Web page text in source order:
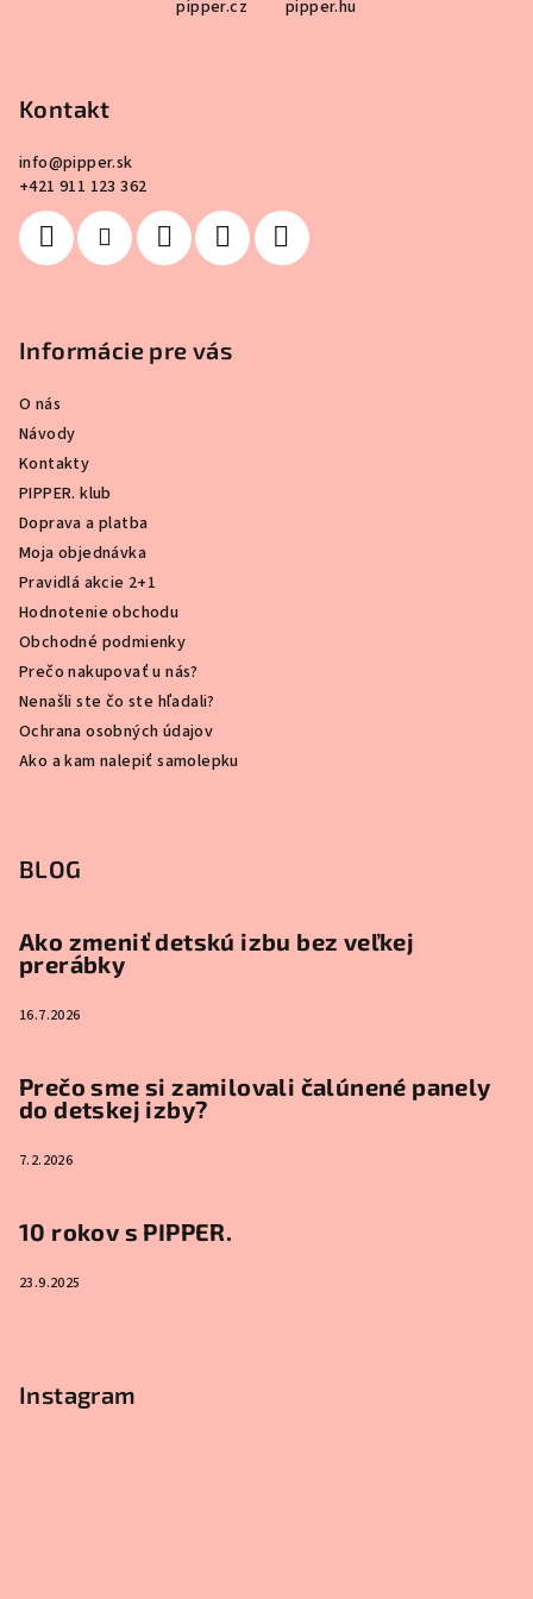
pipper.cz pipper.hu
Kontakt
info@pipper.sk
+421 911 123 362
Informácie pre vás
O nás
Návody
Kontakty
PIPPER. klub
Doprava a platba
Moja objednávka
Pravidlá akcie 2+1
Hodnotenie obchodu
Obchodné podmienky
Prečo nakupovať u nás?
Nenašli ste čo ste hľadali?
Ochrana osobných údajov
Ako a kam nalepiť samolepku
BLOG
Ako zmeniť detskú izbu bez veľkej
prerábky
16.7.2026
Prečo sme si zamilovali čalúnené panely
do detskej izby?
7.2.2026
10 rokov s PIPPER.
23.9.2025
Instagram